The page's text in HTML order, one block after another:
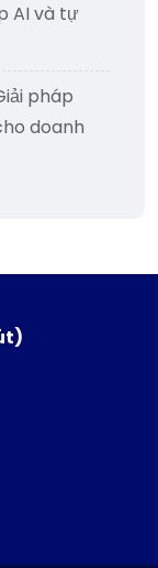
AI và tự
pháp
doanh